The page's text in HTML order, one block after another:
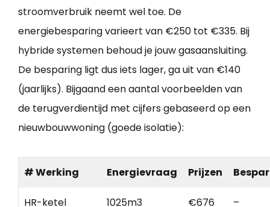
stroomverbruik neemt wel toe. De
energiebesparing varieert van €250 tot €335. Bij
hybride systemen behoud je jouw gasaansluiting.
De besparing ligt dus iets lager, ga uit van €140
(jaarlijks). Bijgaand een aantal voorbeelden van
de terugverdientijd met cijfers gebaseerd op een
nieuwbouwwoning (goede isolatie):
# Werking Energievraag Prijzen
HR-ketel 1025m3 €676 –